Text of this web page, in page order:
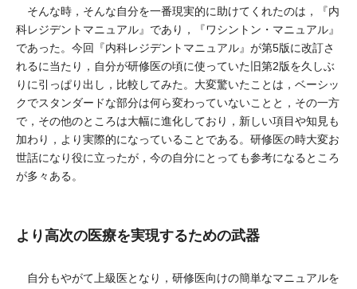
そんな時，そんな自分を一番現実的に助けてくれたのは，『内
科レジデントマニュアル』であり，『ワシントン・マニュアル』
であった。今回『内科レジデントマニュアル』が第5版に改訂さ
れるに当たり，自分が研修医の頃に使っていた旧第2版を久しぶ
りに引っぱり出し，比較してみた。大変驚いたことは，ベーシッ
クでスタンダードな部分は何ら変わっていないことと，その一方
で，その他のところは大幅に進化しており，新しい項目や知見も
加わり，より実際的になっていることである。研修医の時大変お
世話になり役に立ったが，今の自分にとっても参考になるところ
が多々ある。
より高次の医療を実現するための武器
自分もやがて上級医となり，研修医向けの簡単なマニュアルを